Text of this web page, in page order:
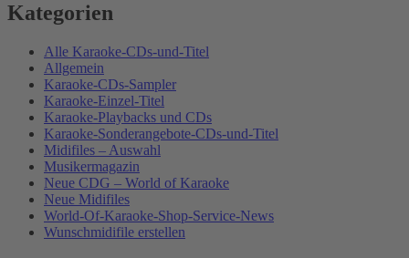
Kategorien
Alle Karaoke-CDs-und-Titel
Allgemein
Karaoke-CDs-Sampler
Karaoke-Einzel-Titel
Karaoke-Playbacks und CDs
Karaoke-Sonderangebote-CDs-und-Titel
Midifiles – Auswahl
Musikermagazin
Neue CDG – World of Karaoke
Neue Midifiles
World-Of-Karaoke-Shop-Service-News
Wunschmidifile erstellen